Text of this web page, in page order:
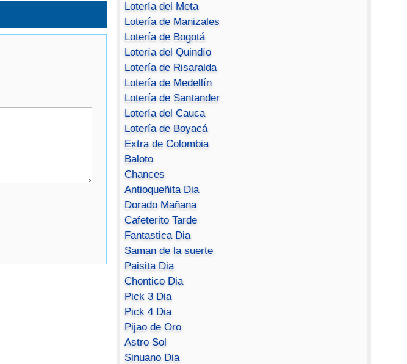
Lotería del Meta
Lotería de Manizales
Lotería de Bogotá
Lotería del Quindío
Lotería de Risaralda
Lotería de Medellín
Lotería de Santander
Lotería del Cauca
Lotería de Boyacá
Extra de Colombia
Baloto
Chances
Antioqueñita Dia
Dorado Mañana
Cafeterito Tarde
Fantastica Dia
Saman de la suerte
Paisita Dia
Chontico Dia
Pick 3 Dia
Pick 4 Dia
Pijao de Oro
Astro Sol
Sinuano Dia